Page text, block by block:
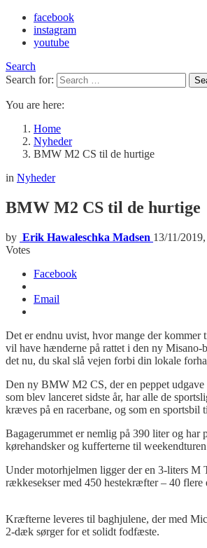
facebook
instagram
youtube
Search
Search for:
You are here:
Home
Nyheder
BMW M2 CS til de hurtige
in Nyheder
BMW M2 CS til de hurtige
by Erik Hawaleschka Madsen 13/11/
Votes
Facebook
Email
Det er endnu uvist, hvor mange der kommer
vil have hænderne på rattet i den ny Misano-
det nu, du skal slå vejen forbi din lokale
Den ny BMW M2 CS, der en peppet udgave
som blev lanceret sidste år, har alle de
kræves på en racerbane, og som en sportsbil
Bagagerummet er nemlig på 390 liter og har
kørehandsker og kufferterne til
Under motorhjelmen ligger der en 3-liters M
rækkeseksermed 450 hestekræfter – 40 flere
Kræfterne leveres til baghjulene, der med
2-dæk sørger for et solidt fodfæste.